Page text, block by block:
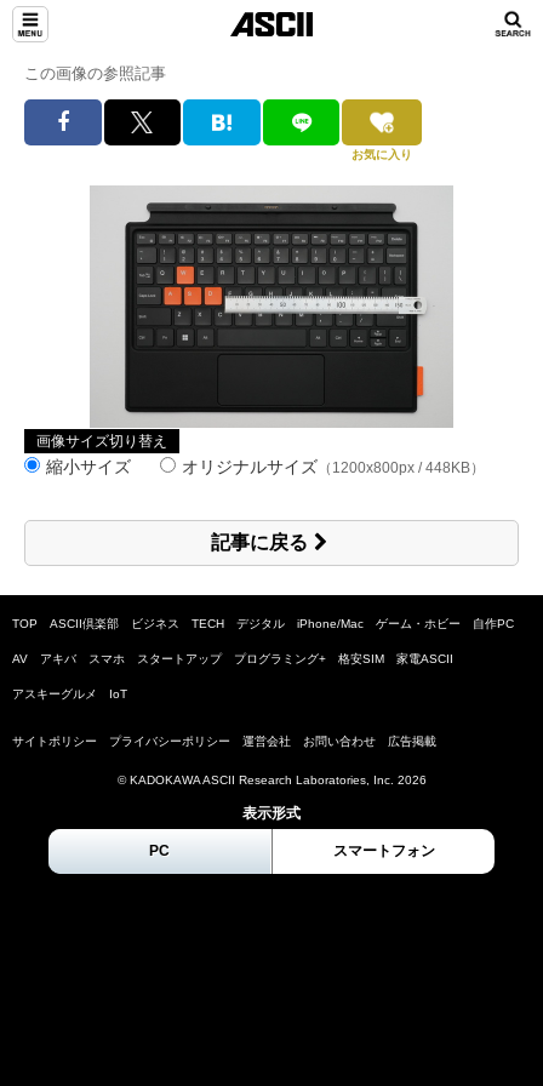
この画像の参照記事
お気に入り
画像サイズ切り替え
縮小サイズ オリジナルサイズ （1200x800px / 448KB）
記事に戻る
TOP ASCII倶楽部 ビジネス TECH デジタル iPhone/Mac ゲーム・ホビー 自作PC
AV アキバ スマホ スタートアップ プログラミング+ 格安SIM 家電ASCII
アスキーグルメ IoT
サイトポリシー プライバシーポリシー 運営会社 お問い合わせ 広告掲載
© KADOKAWA ASCII Research Laboratories, Inc. 2026
表示形式
PC スマートフォン